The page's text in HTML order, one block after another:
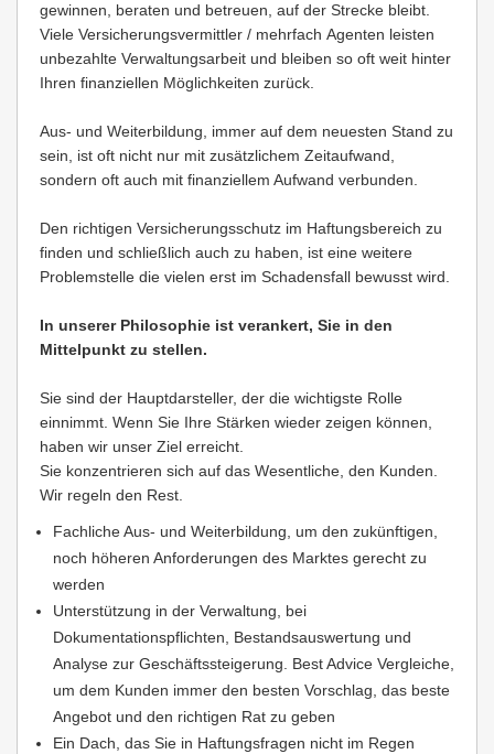
gewinnen, beraten und betreuen, auf der Strecke bleibt.
Viele Versicherungsvermittler / mehrfach Agenten leisten
unbezahlte Verwaltungsarbeit und bleiben so oft weit hinter
Ihren finanziellen Möglichkeiten zurück.
Aus- und Weiterbildung, immer auf dem neuesten Stand zu
sein, ist oft nicht nur mit zusätzlichem Zeitaufwand,
sondern oft auch mit finanziellem Aufwand verbunden.
Den richtigen Versicherungsschutz im Haftungsbereich zu
finden und schließlich auch zu haben, ist eine weitere
Problemstelle die vielen erst im Schadensfall bewusst wird.
In unserer Philosophie ist verankert, Sie in den
Mittelpunkt zu stellen.
Sie sind der Hauptdarsteller, der die wichtigste Rolle
einnimmt. Wenn Sie Ihre Stärken wieder zeigen können,
haben wir unser Ziel erreicht.
Sie konzentrieren sich auf das Wesentliche, den Kunden.
Wir regeln den Rest.
Fachliche Aus- und Weiterbildung, um den zukünftigen,
noch höheren Anforderungen des Marktes gerecht zu
werden
Unterstützung in der Verwaltung, bei
Dokumentationspflichten, Bestandsauswertung und
Analyse zur Geschäftssteigerung. Best Advice Vergleiche,
um dem Kunden immer den besten Vorschlag, das beste
Angebot und den richtigen Rat zu geben
Ein Dach, das Sie in Haftungsfragen nicht im Regen